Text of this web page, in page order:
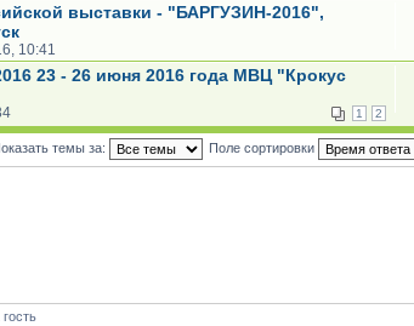
выставки - "БАРГУЗИН-2016",
10:41
23 - 26 июня 2016 года МВЦ "Крокус
1 2
темы за: Поле сортировки